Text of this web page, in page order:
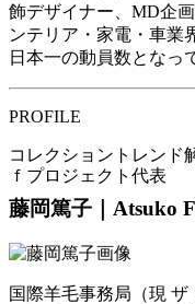
飾デザイナー、MD企
ンテリア・家電・車業
日本一の動員数となっ
PROFILE
コレクショントレンド
ｆプロジェクト代表
藤岡篤子｜Atsuko
国際羊毛事務局（現